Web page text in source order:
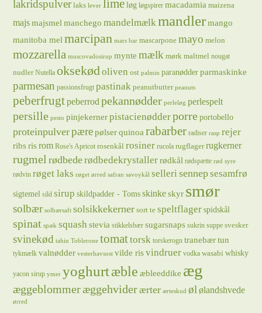
lakridspulver laks lever lime løg løgspirer macadamia maizena
majsmajsmel manchego mandelmælkmandler mango
manitoba mel marcipan mars bar mascarpone mayo melon
mozzarella muscovadosirup mynte mælk mørk maltmel nougat
nudler Nutella oksekødoliven ost palmin paranødder parmaskinke
parmesan passionsfrugt pastinak peanutbutter peanuts
peberfrugtpeberrodpekannødder perleløg perlespelt
persille pesto pinjekerner pistacienødderporre portobello
proteinpulverpære pølser quinoa rabarber radiser rasp rejer
ribs risrom Rose's Apricot rosenkål rosiner rucola rugflager rugkerner
rugmel rødbederødbedekrystallerrødkål rødspætte rød syre
rødvin røget laks røget ørred safran savoykål sellerisennepsesamfrø
sigtemel sild sirup skildpadder - Toms skinke skyr smør
solbær solbærsaft solsikkekerner sort te speltflager spidskål
spinat spæk squash stevia stikkelsbær sugarsnaps sukrin suppe svesker
svinekød tahin Toblerone tomattorsk torskerogn tranebærtun
tykmælk valnødder vesterhavsost vilde ris vindruer vodka wasabi whisky
yacon sirup ymer yoghurtæble æbleeddike æg
æggeblommeræggehviderærter ærteskud øl ølandshvede
ørred